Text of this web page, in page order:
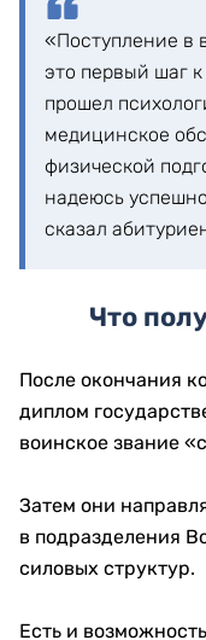
«Поступление в
это первый шаг
прошел
медицинское
физической
надеюсь
сказал
Что
После окончания
диплом
воинское звание
Затем они
в подразделения
силовых структур.
Есть и